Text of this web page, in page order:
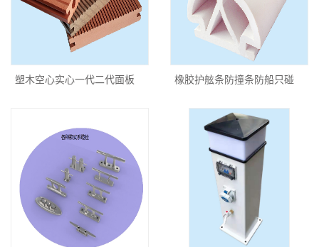
塑木空心实心一代二代面板 橡胶护舷条防撞条防船只碰